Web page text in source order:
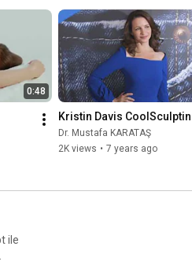
0:48
Kristin Davis
Dr. Mustafa KARATAŞ
2K views • 7 years ago
ile